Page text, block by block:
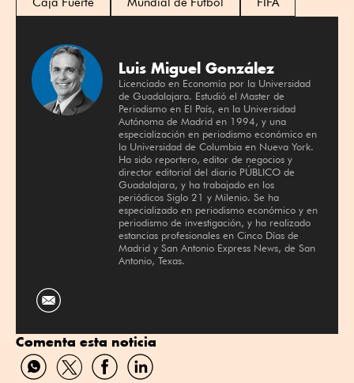
Luis Miguel González
Licenciado en Economía por la Universidad
de Guadalajara. Estudió el Master de
Periodismo en El País, en la Universidad
Autónoma de Madrid en 1994, y una
especialización en periodismo económico en
la Universidad de Columbia en Nueva York.
Ha sido reportero, editor de negocios y
director editorial del diario PÚBLICO de
Guadalajara, y ha trabajado en los
periódicos Siglo 21 y Milenio. Se ha
especializado en periodismo económico y en
periodismo de investigación, y ha realizado
estancias profesionales en Cinco Días de
Madrid y San Antonio Express News, de San
Antonio, Texas.
Comenta esta noticia
CompartirCompartirCompartirCompartir